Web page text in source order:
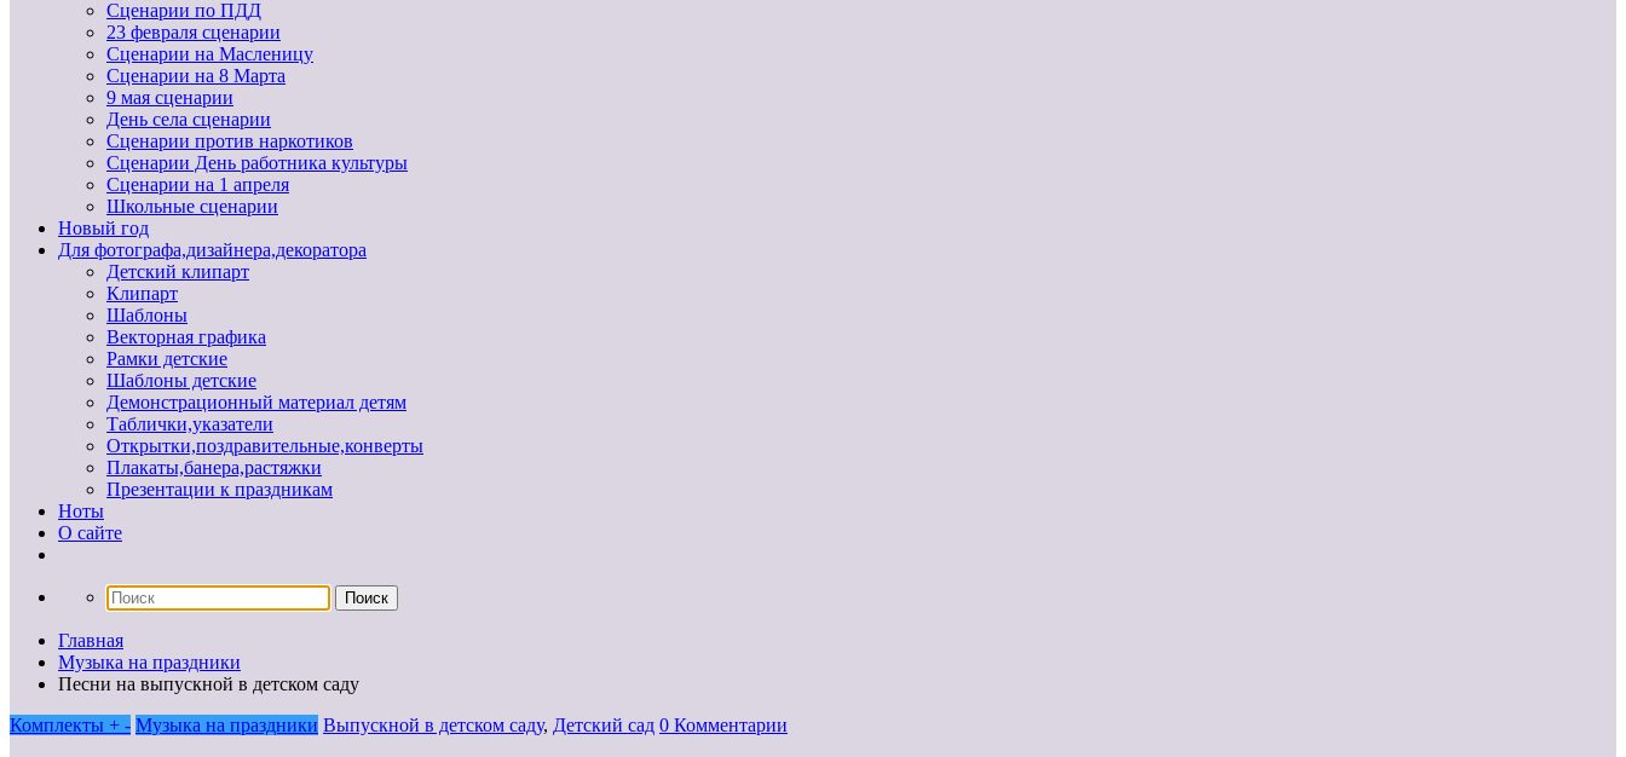
Сценарии по ПДД
23 февраля сценарии
Сценарии на Масленицу
Сценарии на 8 Марта
9 мая сценарии
День села сценарии
Сценарии против наркотиков
Сценарии День работника культуры
Сценарии на 1 апреля
Школьные сценарии
Новый год
Для фотографа,дизайнера,декоратора
Детский клипарт
Клипарт
Шаблоны
Векторная графика
Рамки детские
Шаблоны детские
Демонстрационный материал детям
Таблички,указатели
Открытки,поздравительные,конверты
Плакаты,банера,растяжки
Презентации к праздникам
Ноты
О сайте
Главная
Музыка на праздники
Песни на выпускной в детском саду
Комплекты + - Музыка на праздники Выпускной в детском саду, Детский сад 0 Комментарии